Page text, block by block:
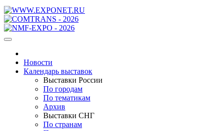
Новости
Календарь выставок
Выставки России
По городам
По тематикам
Архив
Выставки СНГ
По странам